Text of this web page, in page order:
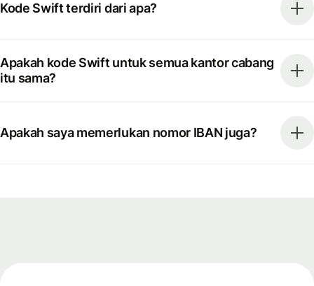
Kode Swift terdiri dari apa?
Apakah kode Swift untuk semua kantor cabang
itu sama?
Apakah saya memerlukan nomor IBAN juga?